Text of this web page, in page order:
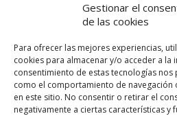
Gestionar el
de las cookies
Para ofrecer las mejores experiencias,
cookies para almacenar y/o acceder a la
consentimiento de estas tecnologías
como el comportamiento de navegación
en este sitio. No consentir o retirar el
negativamente a ciertas características y
Guarda mi nombre, correo
navegador para la próxima vez